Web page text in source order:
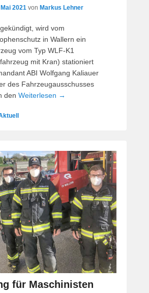
2021 von Markus Lehner
wird vom
in Wallern ein
vom Typ WLF-K1
mit Kran) stationiert
ABI Wolfgang Kaliauer
des Fahrzeugausschusses
den Weiterlesen →
für Maschinisten